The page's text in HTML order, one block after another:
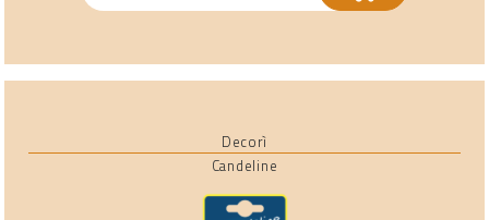
Decorì
Candeline